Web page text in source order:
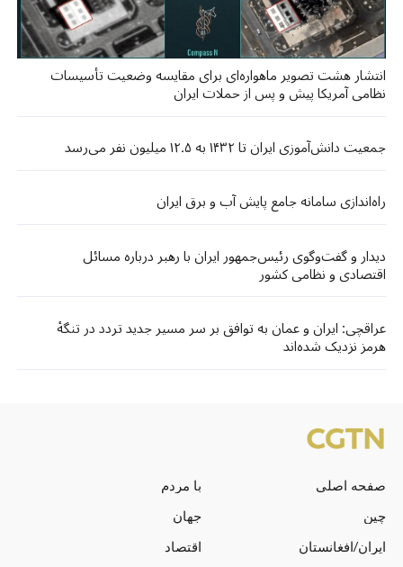
انتشار هشت تصویر ماهواره‌ای برای مقایسه وضعیت تأسیسات
نظامی آمریکا پیش و پس از حملات ایران
جمعیت دانش‌آموزی ایران تا ۱۴۳۲ به ۱۲.۵ میلیون نفر می‌رسد
راه‌اندازی سامانه جامع پایش آب و برق ایران
دیدار و گفت‌وگوی رئیس‌جمهور ایران با رهبر درباره مسائل
اقتصادی و نظامی کشور
عراقچی: ایران و عمان به توافق بر سر مسیر جدید تردد در تنگۀ
هرمز نزدیک شده‌اند
صفحه اصلی
با مردم
چین
جهان
ایران/افغانستان
اقتصاد